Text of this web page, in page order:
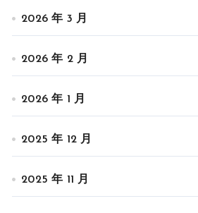
2026 年 3 月
2026 年 2 月
2026 年 1 月
2025 年 12 月
2025 年 11 月